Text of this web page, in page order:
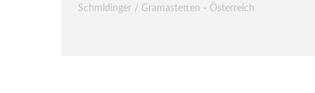
Schmidinger / Gramastetten - Österreich